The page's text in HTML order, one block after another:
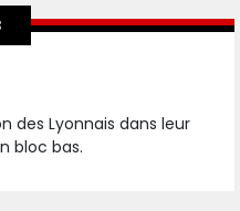
des Lyonnais dans leur
bloc bas.